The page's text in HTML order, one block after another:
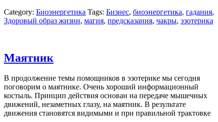
Category: Биоэнергетика Tags: Бизнес, биоэнергетика, гадания,
Здоровый образ жизни, магия, предсказания, чакры, эзотерика
Маятник
В продолжение темы помощников в эзотерике мы сегодня
поговорим о маятнике. Очень хороший информационный
костыль. Принцип действия основан на передаче мышечных
движений, незаметных глазу, на маятник. В результате
движения становятся видимыми и при правильной трактовке